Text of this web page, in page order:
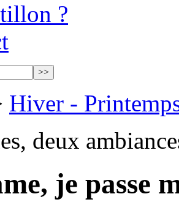
?
Hiver -
deux
je passe